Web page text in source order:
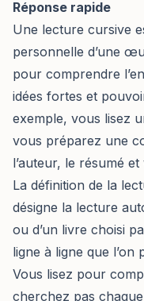
Réponse rapide
Une lecture cursive
personnelle d’une
pour comprendre
idées fortes et
exemple, vous lisez
vous préparez une
l’auteur, le résumé
La définition de la
désigne la lecture
ou d’un livre choisi
ligne à ligne que l’on
Vous lisez pour
cherchez pas